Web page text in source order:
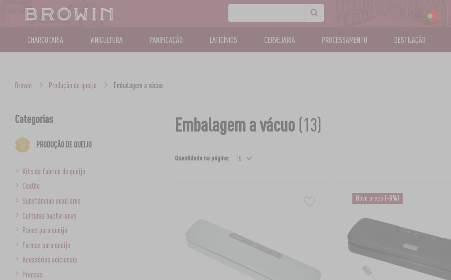
CHARCUTARIA VINICULTURA PANIFICAÇÃO LATICÍNIOS CERVEJARIA PROCESSAMENTO DESTILAÇÃO
Browin Produção de queijo Embalagem a vácuo
Categorias
PRODUÇÃO DE QUEIJO
Kits de fabrico de queijo
Coalho
Substâncias auxiliares
Culturas bacterianas
Panos para queijo
Formas para queijo
Acessórios adicionais
Prensas
Embalagem a vácuo(13)
Quantidade na página:
Novo preço (-5%)